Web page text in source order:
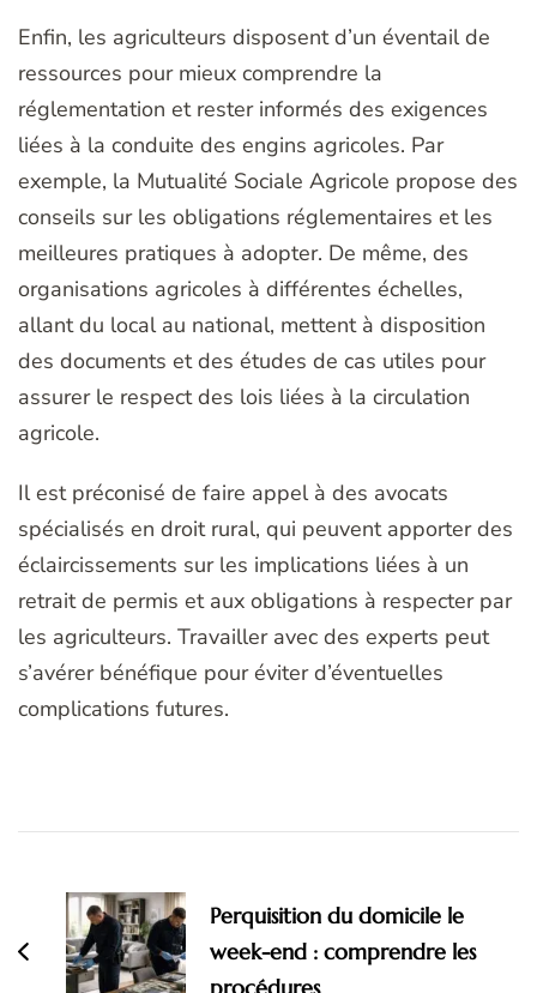
Enfin, les agriculteurs disposent d’un éventail de
ressources pour mieux comprendre la
réglementation et rester informés des exigences
liées à la conduite des engins agricoles. Par
exemple, la Mutualité Sociale Agricole propose des
conseils sur les obligations réglementaires et les
meilleures pratiques à adopter. De même, des
organisations agricoles à différentes échelles,
allant du local au national, mettent à disposition
des documents et des études de cas utiles pour
assurer le respect des lois liées à la circulation
agricole.
Il est préconisé de faire appel à des avocats
spécialisés en droit rural, qui peuvent apporter des
éclaircissements sur les implications liées à un
retrait de permis et aux obligations à respecter par
les agriculteurs. Travailler avec des experts peut
s’avérer bénéfique pour éviter d’éventuelles
complications futures.
d'article
Perquisition du domicile le
week-end : comprendre les
procédures